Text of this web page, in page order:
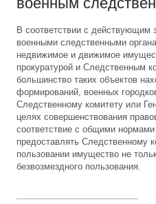
В соответствии с действующим
военными следственными
недвижимое и движимое
прокуратурой и Следственным
большинство таких объектов
формирований, военных
Следственному комитету или
целях совершенствования
соответствие с общими нормами
предоставлять Следственному
пользовании имущество не
безвозмездного пользования.